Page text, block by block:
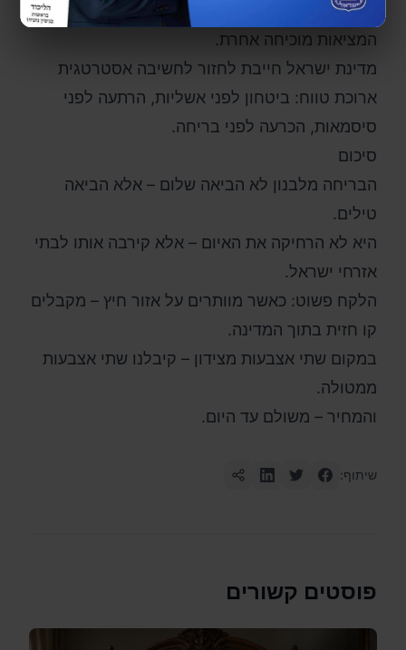
וכאשר מתקבלת ההנחה ש"העולם יגן עלינו" –
המציאות מוכיחה אחרת.
מדינת ישראל חייבת לחזור לחשיבה אסטרטגית
ארוכת טווח: ביטחון לפני אשליות, הרתעה לפני
סיסמאות, הכרעה לפני בריחה.
סיכום
הבריחה מלבנון לא הביאה שלום – אלא הביאה
טילים.
היא לא הרחיקה את האיום – אלא קירבה אותו לבתי
אזרחי ישראל.
הלקח פשוט: כאשר מוותרים על אזור חיץ – מקבלים
קו חזית בתוך המדינה.
במקום שתי אצבעות מצידון – קיבלנו שתי אצבעות
ממטולה.
והמחיר – משולם עד היום.
שיתוף:
פוסטים קשורים